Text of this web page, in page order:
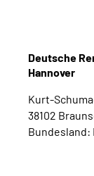
Deutsche
Hannover
Kurt-
38102
Bundesland: